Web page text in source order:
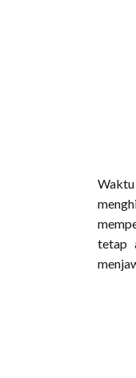
tetap